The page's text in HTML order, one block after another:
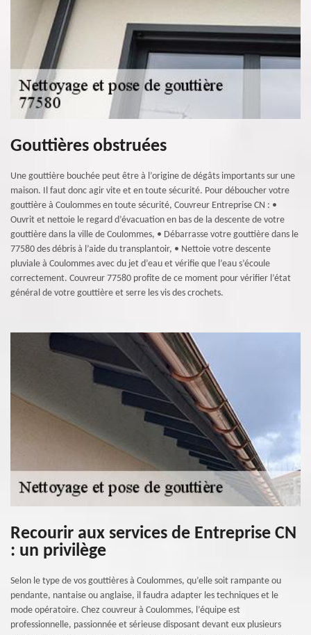
Gouttières obstruées
Une gouttière bouchée peut être à l’origine de dégâts importants sur une
maison. Il faut donc agir vite et en toute sécurité. Pour déboucher votre
gouttière à Coulommes en toute sécurité, Couvreur Entreprise CN : •
Ouvrit et nettoie le regard d’évacuation en bas de la descente de votre
gouttière dans la ville de Coulommes, • Débarrasse votre gouttière dans le
77580 des débris à l’aide du transplantoir, • Nettoie votre descente
pluviale à Coulommes avec du jet d’eau et vérifie que l’eau s’écoule
correctement. Couvreur 77580 profite de ce moment pour vérifier l’état
général de votre gouttière et serre les vis des crochets.
Recourir aux services de Entreprise CN
: un privilège
Selon le type de vos gouttières à Coulommes, qu’elle soit rampante ou
pendante, nantaise ou anglaise, il faudra adapter les techniques et le
mode opératoire. Chez couvreur à Coulommes, l’équipe est
professionnelle, passionnée et sérieuse disposant devant eux plusieurs